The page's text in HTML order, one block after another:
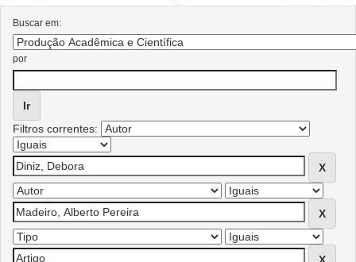
Buscar em:
por
Filtros correntes: